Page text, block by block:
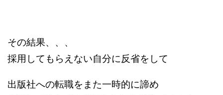
その結果、、、
採用してもらえない自分に反省をして
出版社への転職をまた一時的に諦め